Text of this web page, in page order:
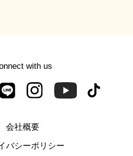
with us
会社概要
バシーポリシー